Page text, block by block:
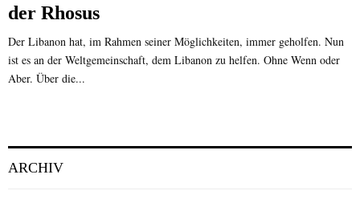
der Rhosus
Der Libanon hat, im Rahmen seiner Möglichkeiten, immer geholfen. Nun
ist es an der Weltgemeinschaft, dem Libanon zu helfen. Ohne Wenn oder
Aber. Über die...
ARCHIV